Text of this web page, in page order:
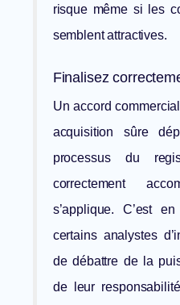
risque même si les
semblent attractives.
Finalisez
Un accord
acquisition sûre
processus du
correctement
s’applique. C’est
certains analystes
de débattre de la
de leur responsabilité